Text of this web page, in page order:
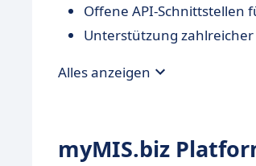
Offene API-Schnittstellen
Unterstützung
Alles anzeigen
myMIS.biz